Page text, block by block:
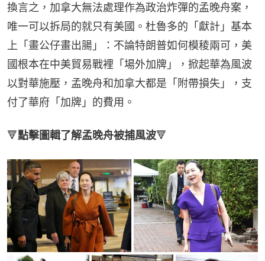
換言之，加拿大無法處理作為政治炸彈的孟晚舟案，
唯一可以拆局的就只有美國。杜魯多的「獻計」基本
上「畫公仔畫出腸」：不論特朗普如何模稜兩可，美
國根本在中美貿易戰裡「場外加牌」，掀起華為風波
以對華施壓，孟晚舟和加拿大都是「附帶損失」，支
付了華府「加牌」的費用。
🔻點擊圖輯了解孟晚舟被捕風波🔻